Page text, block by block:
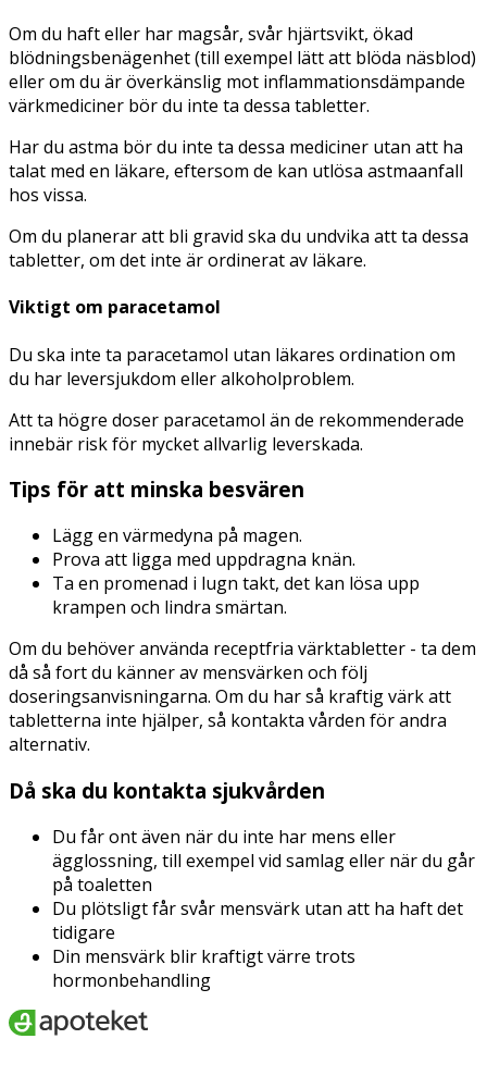
Om du haft eller har magsår, svår hjärtsvikt, ökad
blödningsbenägenhet (till exempel lätt att blöda näsblod)
eller om du är överkänslig mot inflammationsdämpande
värkmediciner bör du inte ta dessa tabletter.
Har du astma bör du inte ta dessa mediciner utan att ha
talat med en läkare, eftersom de kan utlösa astmaanfall
hos vissa.
Om du planerar att bli gravid ska du undvika att ta dessa
tabletter, om det inte är ordinerat av läkare.
Viktigt om paracetamol
Du ska inte ta paracetamol utan läkares ordination om
du har leversjukdom eller alkoholproblem.
Att ta högre doser paracetamol än de rekommenderade
innebär risk för mycket allvarlig leverskada.
Tips för att minska besvären
Lägg en värmedyna på magen.
Prova att ligga med uppdragna knän.
Ta en promenad i lugn takt, det kan lösa upp
krampen och lindra smärtan.
Om du behöver använda receptfria värktabletter - ta dem
då så fort du känner av mensvärken och följ
doseringsanvisningarna. Om du har så kraftig värk att
tabletterna inte hjälper, så kontakta vården för andra
alternativ.
Då ska du kontakta sjukvården
Du får ont även när du inte har mens eller
ägglossning, till exempel vid samlag eller när du går
på toaletten
Du plötsligt får svår mensvärk utan att ha haft det
tidigare
Din mensvärk blir kraftigt värre trots
hormonbehandling